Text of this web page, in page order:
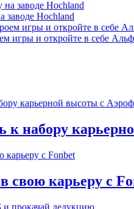
заводе Hochland
игры и откройте в себе
к набору
свою карьеру с